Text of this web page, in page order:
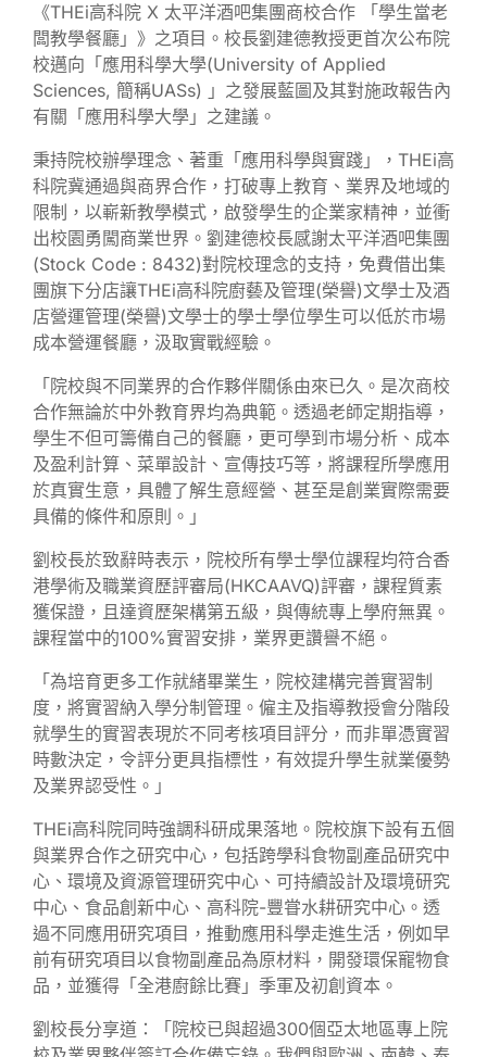
《THEi高科院 X 太平洋酒吧集團商校合作 「學生當老
闆教學餐廳」》之項目。校長劉建德教授更首次公布院
校邁向「應用科學大學(University of Applied
Sciences, 簡稱UASs) 」之發展藍圖及其對施政報告內
有關「應用科學大學」之建議。
秉持院校辦學理念、著重「應用科學與實踐」，THEi高
科院冀通過與商界合作，打破專上教育、業界及地域的
限制，以嶄新教學模式，啟發學生的企業家精神，並衝
出校園勇闖商業世界。劉建德校長感謝太平洋酒吧集團
(Stock Code : 8432)對院校理念的支持，免費借出集
團旗下分店讓THEi高科院廚藝及管理(榮譽)文學士及酒
店營運管理(榮譽)文學士的學士學位學生可以低於市場
成本營運餐廳，汲取實戰經驗。
「院校與不同業界的合作夥伴關係由來已久。是次商校
合作無論於中外教育界均為典範。透過老師定期指導，
學生不但可籌備自己的餐廳，更可學到市場分析、成本
及盈利計算、菜單設計、宣傳技巧等，將課程所學應用
於真實生意，具體了解生意經營、甚至是創業實際需要
具備的條件和原則。」
劉校長於致辭時表示，院校所有學士學位課程均符合香
港學術及職業資歷評審局(HKCAAVQ)評審，課程質素
獲保證，且達資歷架構第五級，與傳統專上學府無異。
課程當中的100%實習安排，業界更讚譽不絕。
「為培育更多工作就緒畢業生，院校建構完善實習制
度，將實習納入學分制管理。僱主及指導教授會分階段
就學生的實習表現於不同考核項目評分，而非單憑實習
時數決定，令評分更具指標性，有效提升學生就業優勢
及業界認受性。」
THEi高科院同時強調科研成果落地。院校旗下設有五個
與業界合作之研究中心，包括跨學科食物副產品研究中
心、環境及資源管理研究中心、可持續設計及環境研究
中心、食品創新中心、高科院-豐甞水耕研究中心。透
過不同應用研究項目，推動應用科學走進生活，例如早
前有研究項目以食物副產品為原材料，開發環保寵物食
品，並獲得「全港廚餘比賽」季軍及初創資本。
劉校長分享道：「院校已與超過300個亞太地區專上院